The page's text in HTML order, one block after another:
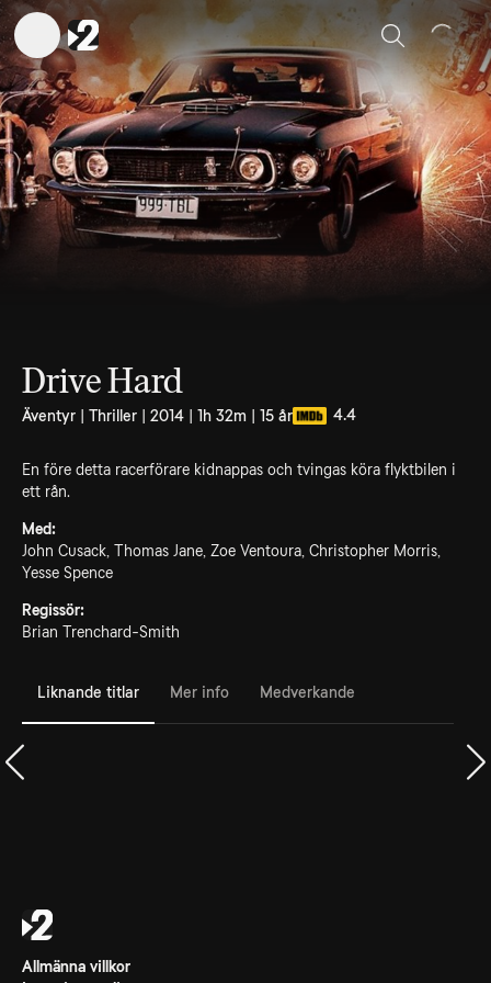
Sök
Drive Hard
Äventyr | Thriller | 2014 | 1h 32m | 15 år 4.4
En före detta racerförare kidnappas och tvingas köra flyktbilen i
ett rån.
Med:
John Cusack, Thomas Jane, Zoe Ventoura, Christopher Morris,
Yesse Spence
Regissör:
Brian Trenchard-Smith
Liknande titlar Mer info Medverkande
Allmänna villkor